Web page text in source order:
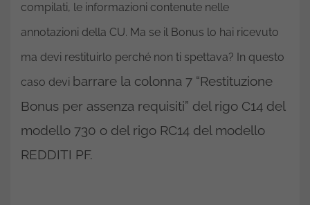
compilati, le informazioni contenute nelle
annotazioni della CU. Ma se il Bonus lo hai ricevuto
ma devi restituirlo perché non ti spettava? In questo
caso devi barrare la colonna 7 “Restituzione
Bonus per assenza requisiti” del rigo C14 del
modello 730 o del rigo RC14 del modello
REDDITI PF.